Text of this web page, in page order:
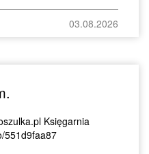
03.08.2026
Księgarnia
551d9faa87